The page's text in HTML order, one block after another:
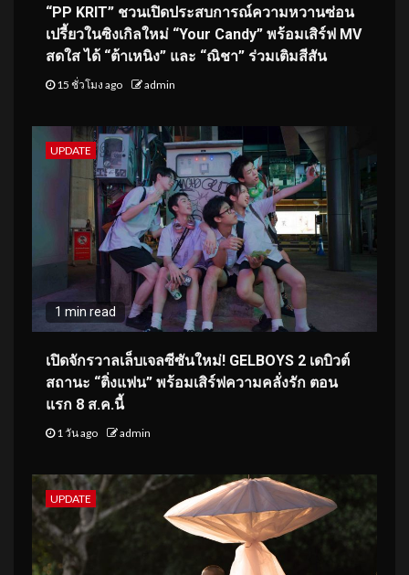
“PP KRIT” ชวนเปิดประสบการณ์ความหวานซ่อน
เปรี้ยวในซิงเกิลใหม่ “Your Candy” พร้อมเสิร์ฟ MV
สดใส ได้ “ต้าเหนิง” และ “ณิชา” ร่วมเติมสีสัน
15 ชั่วโมง ago admin
UPDATE
1 min read
เปิดจักรวาลเล็บเจลซีซันใหม่! GELBOYS 2 เดบิวต์
สถานะ “ติ่งแฟน” พร้อมเสิร์ฟความคลั่งรัก ตอน
แรก 8 ส.ค.นี้
1 วัน ago admin
UPDATE